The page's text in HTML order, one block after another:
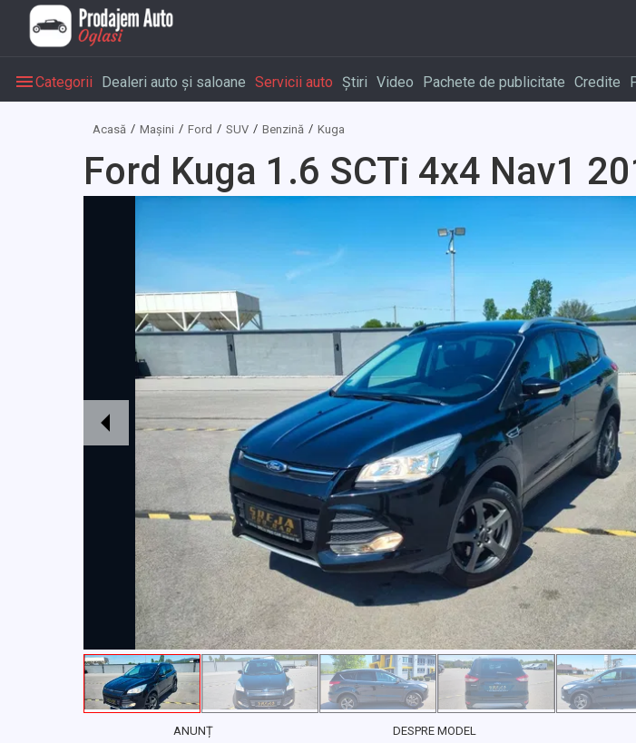
Categorii Dealeri auto și saloane Servicii auto Știri Video Pachete de publicitate Credite
Acasă Mașini Ford SUV Benzină Kuga
Ford Kuga 1.6 SCTi 4x4 Nav1
ANUNȚ DESPRE MODEL